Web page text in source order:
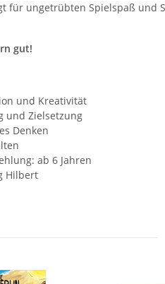
für ungetrübten Spielspaß und
gut!
und Kreativität
und Zielsetzung
Denken
ab 6 Jahren
Hilbert